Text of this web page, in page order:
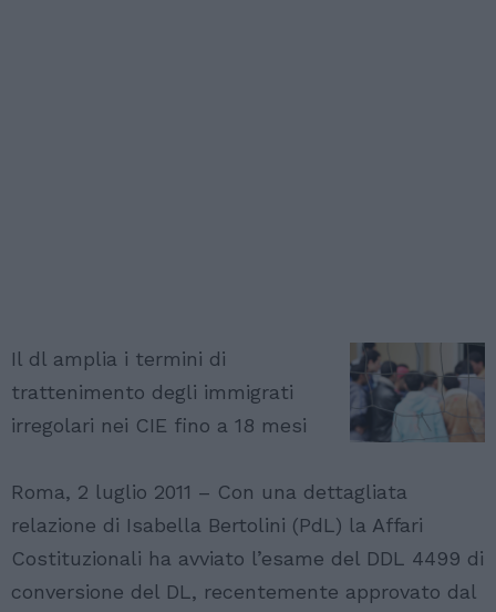
Il dl amplia i termini di
trattenimento degli immigrati
irregolari nei CIE fino a 18 mesi
Roma, 2 luglio 2011 – Con una dettagliata
relazione di Isabella Bertolini (PdL) la Affari
Costituzionali ha avviato l’esame del DDL 4499 di
conversione del DL, recentemente approvato dal